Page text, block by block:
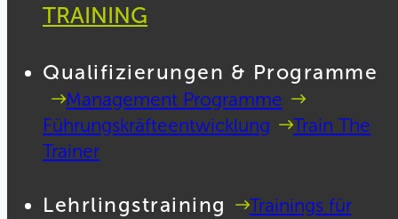
TRAINING
Qualifizierungen & Programme
Management Programme
Führungskräfteentwicklung
Train The
Trainer
Lehrlingstraining
Trainings für